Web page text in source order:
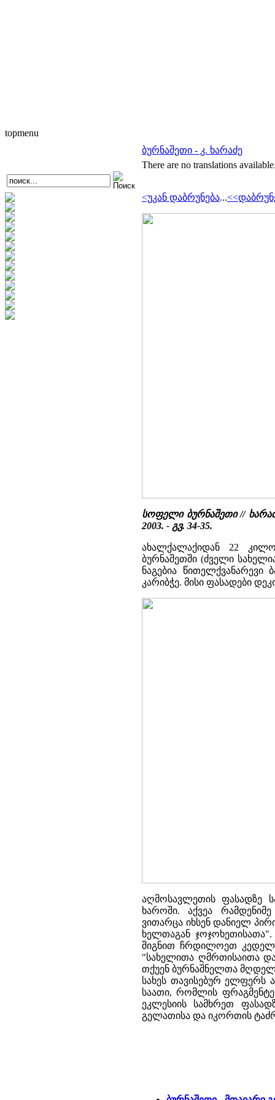
topmenu
ბურნაშეთი - კ. ხარაძე
There are no translations
<უკან დაბრუნება...
სოფელი ბურნაშეთი //
2003. - გვ. 34-35.
ახალქალაქიდან 22
ბურნაშეთში (ძველი
ნაგებია
კარიბჭე. მისი ფასადები
აღმოსავლეთის ფასადზე
ხაროში. აქვეა
ვითარცა იხსენ დანიელ
ხელთაგან
შიგნით ჩრდილოეთ
"სახელითა ღმრთისაითა
თქუენ ბურნაშნელთა
სახეს თავისებურ ელფერს
საათი, რომლის
ეკლესიის სამხრეთ
გელათისა და იკორთის